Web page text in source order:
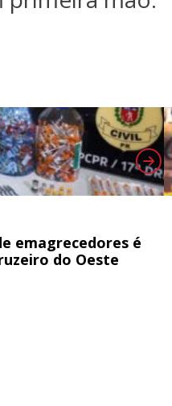
emagrecedores é
do Oeste